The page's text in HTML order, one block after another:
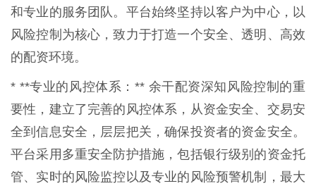
和专业的服务团队。平台始终坚持以客户为中心，以
风险控制为核心，致力于打造一个安全、透明、高效
的配资环境。
* **专业的风控体系：** 余干配资深知风险控制的重
要性，建立了完善的风控体系，从资金安全、交易安
全到信息安全，层层把关，确保投资者的资金安全。
平台采用多重安全防护措施，包括银行级别的资金托
管、实时的风险监控以及专业的风险预警机制，最大